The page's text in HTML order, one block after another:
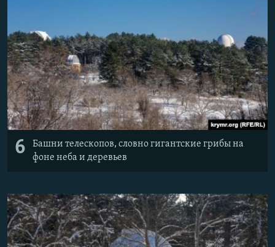
6
Башни телескопов, словно гигантские грибы на
фоне неба и деревьев